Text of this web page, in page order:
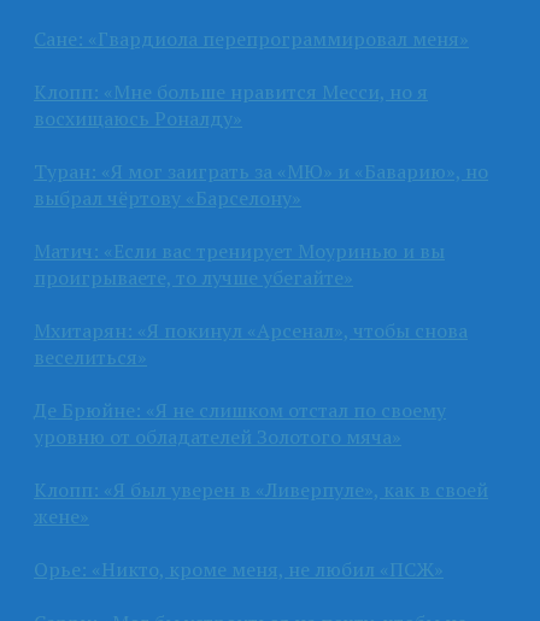
Сане: «Гвардиола перепрограммировал меня»
Клопп: «Мне больше нравится Месси, но я
восхищаюсь Роналду»
Туран: «Я мог заиграть за «МЮ» и «Баварию», но
выбрал чёртову «Барселону»
Матич: «Если вас тренирует Моуринью и вы
проигрываете, то лучше убегайте»
Мхитарян: «Я покинул «Арсенал», чтобы снова
веселиться»
Де Брюйне: «Я не слишком отстал по своему
уровню от обладателей Золотого мяча»
Клопп: «Я был уверен в «Ливерпуле», как в своей
жене»
Орье: «Никто, кроме меня, не любил «ПСЖ»